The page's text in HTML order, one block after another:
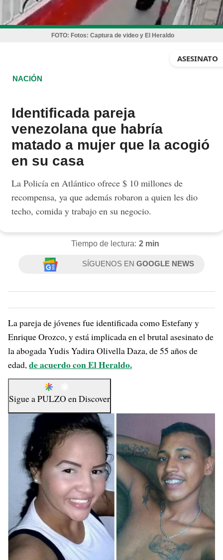
FOTO: Fotos: Captura de video y El Heraldo
ASESINATO
NACIÓN
Identificada pareja
venezolana que habría
matado a mujer que la acogió
en su casa
La Policía en Atlántico ofrece $ 10 millones de
recompensa, ya que además robaron a quien les dio
techo, comida y trabajo en su negocio.
Tiempo de lectura: 2 min
SÍGUENOS ENGOOGLE NEWS
La pareja de jóvenes fue identificada como Estefany y
Enrique Orozco, y está implicada en el brutal asesinato de
la abogada Yudis Yadira Olivella Daza, de 55 años de
edad,de acuerdo con El Heraldo.
Sigue aPULZO enDiscover